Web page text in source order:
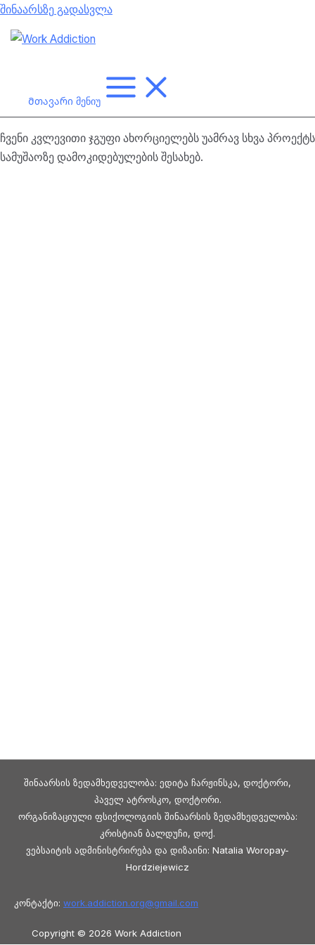
შინაარსზე გადასვლა
Მთავარი მენიუ
ჩვენი კვლევითი ჯგუფი ახორციელებს უამრავ სხვა პროექტს
სამუშაოზე დამოკიდებულების შესახებ.
შინაარსის ზედამხედველობა: ედიტა ჩარჟინსკა, დოქტორი,
პაველ ატროსკო, დოქტორი.
ორგანიზაციული ფსიქოლოგიის შინაარსის ზედამხედველობა:
კრისტიან ბალდუჩი, დოქ.
ვებსაიტის ადმინისტრირება და დიზაინი: Natalia Woropay-
Hordziejewicz
კონტაქტი: work.addiction.org@gmail.com
Copyright © 2026 Work Addiction